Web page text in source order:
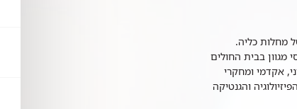
מחלות כליה.
מגוון בבית החולים
למרכז קליני, אקדמי ומחקרי
והגנטיקה